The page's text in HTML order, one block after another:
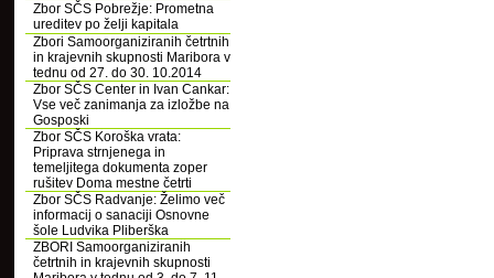
Zbor SČS Pobrežje: Prometna
ureditev po želji kapitala
Zbori Samoorganiziranih četrtnih
in krajevnih skupnosti Maribora v
tednu od 27. do 30. 10.2014
Zbor SČS Center in Ivan Cankar:
Vse več zanimanja za izložbe na
Gosposki
Zbor SČS Koroška vrata:
Priprava strnjenega in
temeljitega dokumenta zoper
rušitev Doma mestne četrti
Zbor SČS Radvanje: Želimo več
informacij o sanaciji Osnovne
šole Ludvika Pliberška
ZBORI Samoorganiziranih
četrtnih in krajevnih skupnosti